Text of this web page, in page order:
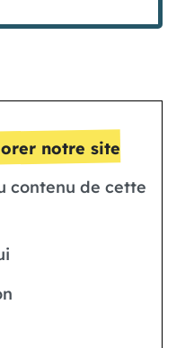
notre site
contenu de cette